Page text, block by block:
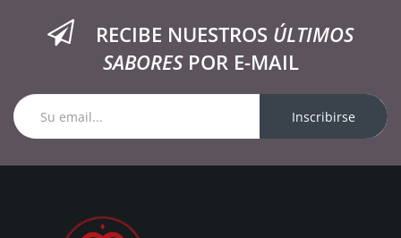
RECIBE NUESTROS ÚLTIMOS
SABORESPOR E-MAIL
Inscribirse